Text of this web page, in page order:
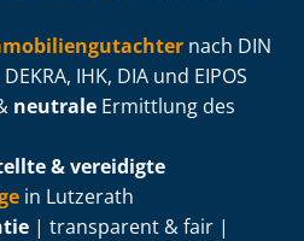
nach DIN
IHK, DIA und EIPOS
neutrale Ermittlung des
& vereidigte
in Lutzerath
| transparent & fair |